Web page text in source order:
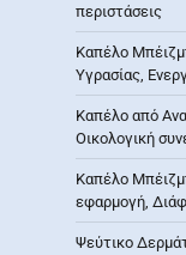
περιστάσεις
Καπέλο
Υγρασίας,
Καπέλο από
Οικολογική
Καπέλο
εφαρμογή,
Ψεύτικο